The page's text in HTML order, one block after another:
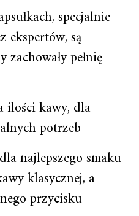
specjalnie
ekspertów, są
pełnię
ilości kawy, dla
potrzeb
najlepszego smaku
klasycznej, a
przycisku